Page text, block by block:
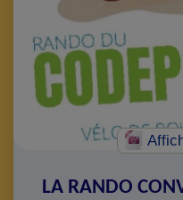
LA RANDO